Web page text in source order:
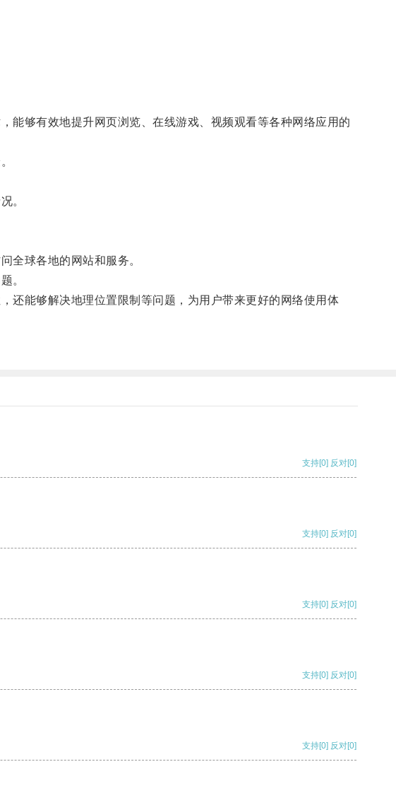
够有效地提升网页浏览、在线游戏、视频观看等各种网络应用的
。
球各地的网站和服务。
。
能够解决地理位置限制等问题，为用户带来更好的网络使用体
支持[0] 反对[0]
支持[0] 反对[0]
支持[0] 反对[0]
支持[0] 反对[0]
支持[0] 反对[0]